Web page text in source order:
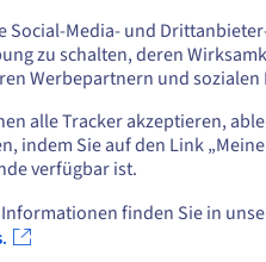
der aktuellen Website
andere Website wählen
Social-Media- und
zu schalten, deren
Werbepartnern und
alle Tracker akzeptieren,
indem Sie auf den Link
verfügbar ist.
finden Sie in